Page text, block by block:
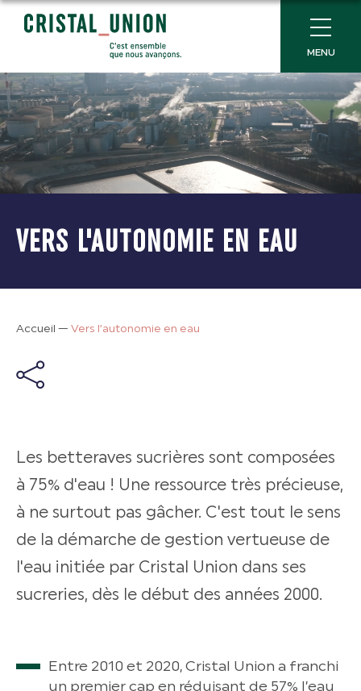
MENU
VERS L'AUTONOMIE EN EAU
Accueil — Vers l’autonomie en eau
Les betteraves sucrières sont composées
à 75% d'eau ! Une ressource très précieuse,
à ne surtout pas gâcher. C'est tout le sens
de la démarche de gestion vertueuse de
l'eau initiée par Cristal Union dans ses
sucreries, dès le début des années 2000.
Entre 2010 et 2020, Cristal Union a franchi
un premier cap en réduisant de 57% l’eau